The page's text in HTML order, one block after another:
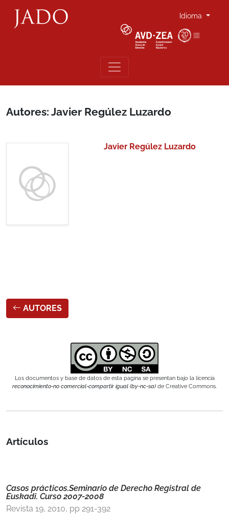
Idioma
Autores: Javier Regúlez Luzardo
Javier Regúlez Luzardo
AUTORES
Los documentos y base de datos de esta pagina se presentan bajo la licencia
reconocimiento-no comercial-compartir igual (by-nc-sa) de Creative Commons.
Artículos
Casos prácticos.Seminario de Derecho Registral de
Euskadi. Curso 2007-2008
Revista 19, 2010, pp 291-392